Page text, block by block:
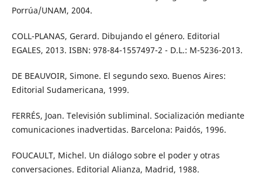
Porrúa/UNAM, 2004.
COLL-PLANAS, Gerard. Dibujando el género. Editorial
EGALES, 2013. ISBN: 978-84-1557497-2 - D.L.: M-5236-2013.
DE BEAUVOIR, Simone. El segundo sexo. Buenos Aires:
Editorial Sudamericana, 1999.
FERRÉS, Joan. Televisión subliminal. Socialización mediante
comunicaciones inadvertidas. Barcelona: Paidós, 1996.
FOUCAULT, Michel. Un diálogo sobre el poder y otras
conversaciones. Editorial Alianza, Madrid, 1988.